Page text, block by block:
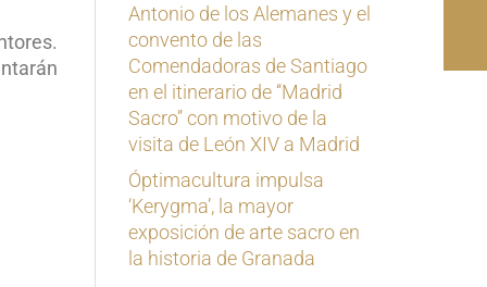
Antonio de los Alemanes y el
convento de las
Comendadoras de Santiago
en el itinerario de ‘‘Madrid
Sacro’’ con motivo de la
visita de León XIV a Madrid
Óptimacultura impulsa
‘Kerygma’, la mayor
exposición de arte sacro en
la historia de Granada